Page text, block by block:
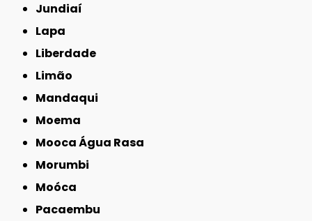
Jundiaí
Lapa
Liberdade
Limão
Mandaqui
Moema
Mooca Água Rasa
Morumbi
Moóca
Pacaembu